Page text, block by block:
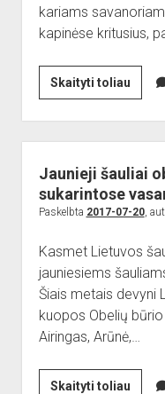
kariams
kapinėse kritusius,
Skaityti toliau
šauliai
už
laisvę
Jaunieji šauliai
sukarintose
Paskelbta 2017-07-20,
Kasmet Lietuvos
jauniesiems
Šiais metais devyni
kuopos Obelių būrio
Airingas, Arūnė,…
Skaityti toliau